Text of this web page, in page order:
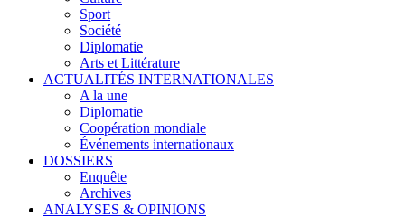
Sport
Société
Diplomatie
Arts et Littérature
ACTUALITÉS INTERNATIONALES
A la une
Diplomatie
Coopération mondiale
Événements internationaux
DOSSIERS
Enquête
Archives
ANALYSES & OPINIONS